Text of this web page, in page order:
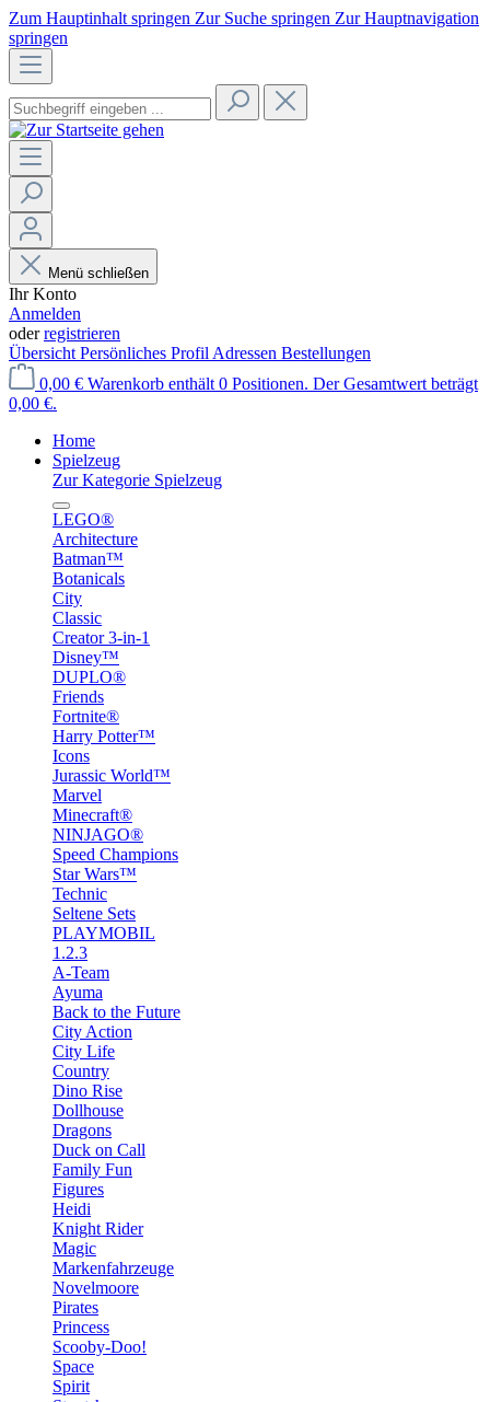
Zum Hauptinhalt springen Zur Suche springen Zur Hauptnavigation
springen
Menü schließen
Ihr Konto
Anmelden
oderregistrieren
Übersicht Persönliches Profil Adressen Bestellungen
0,00 € Warenkorb enthält 0 Positionen. Der Gesamtwert beträgt
0,00 €.
Home
Spielzeug
Zur Kategorie Spielzeug
LEGO®
Architecture
Batman™
Botanicals
City
Classic
Creator 3-in-1
Disney™
DUPLO®
Friends
Fortnite®
Harry Potter™
Icons
Jurassic World™
Marvel
Minecraft®
NINJAGO®
Speed Champions
Star Wars™
Technic
Seltene Sets
PLAYMOBIL
1.2.3
A-Team
Ayuma
Back to the Future
City Action
City Life
Country
Dino Rise
Dollhouse
Dragons
Duck on Call
Family Fun
Figures
Heidi
Knight Rider
Magic
Markenfahrzeuge
Novelmoore
Pirates
Princess
Scooby-Doo!
Space
Spirit